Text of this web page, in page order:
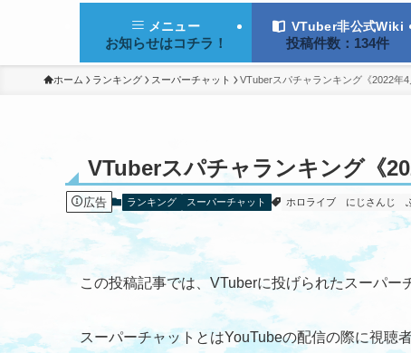
メニュー
お知らせはコチラ！
VTuber非公式Wiki
投稿件数：134件
ホーム ランキング スーパーチャット VTuberスパチャランキング《2022年4
VTuberスパチャランキング《
広告 ランキング スーパーチャット ホロライブ にじさんじ
この投稿記事では、VTuberに投げられたスーパー
スーパーチャットとはYouTubeの配信の際に視聴